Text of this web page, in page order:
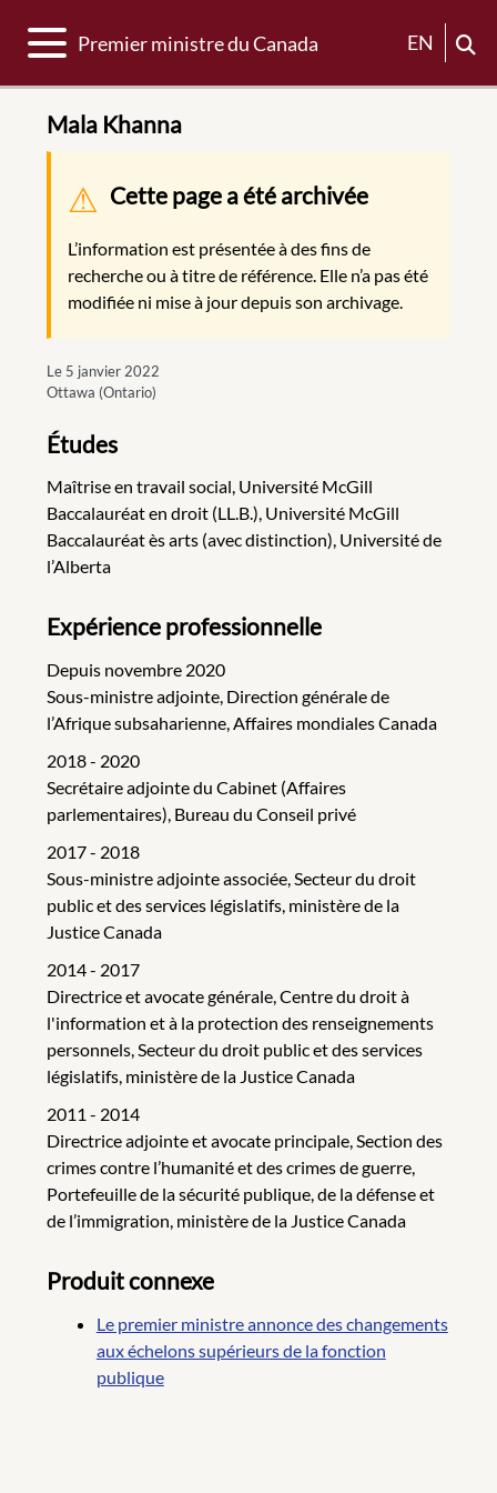
Basculer la navigation
Premier ministre du Canada EN
Mala Khanna
Message d'avertissement
Cette page a été archivée
L’information est présentée à des fins de
recherche ou à titre de référence. Elle n’a pas été
modifiée ni mise à jour depuis son archivage.
Le 5 janvier 2022
Ottawa (Ontario)
Études
Maîtrise en travail social, Université McGill
Baccalauréat en droit (LL.B.), Université McGill
Baccalauréat ès arts (avec distinction), Université de
l’Alberta
Expérience professionnelle
Depuis novembre 2020
Sous-ministre adjointe, Direction générale de
l’Afrique subsaharienne, Affaires mondiales Canada
2018 - 2020
Secrétaire adjointe du Cabinet (Affaires
parlementaires), Bureau du Conseil privé
2017 - 2018
Sous-ministre adjointe associée, Secteur du droit
public et des services législatifs, ministère de la
Justice Canada
2014 - 2017
Directrice et avocate générale, Centre du droit à
l'information et à la protection des renseignements
personnels, Secteur du droit public et des services
législatifs, ministère de la Justice Canada
2011 - 2014
Directrice adjointe et avocate principale, Section des
crimes contre l’humanité et des crimes de guerre,
Portefeuille de la sécurité publique, de la défense et
de l’immigration, ministère de la Justice Canada
Produit connexe
Le premier ministre annonce des changements
aux échelons supérieurs de la fonction
publique